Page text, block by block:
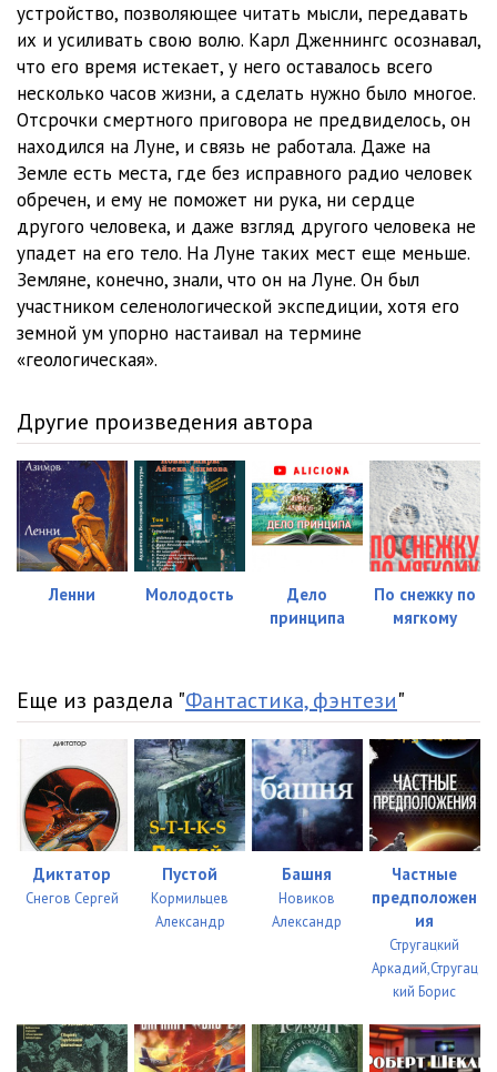
устройство, позволяющее читать мысли, передавать
их и усиливать свою волю. Карл Дженнингс осознавал,
что его время истекает, у него оставалось всего
несколько часов жизни, а сделать нужно было многое.
Отсрочки смертного приговора не предвиделось, он
находился на Луне, и связь не работала. Даже на
Земле есть места, где без исправного радио человек
обречен, и ему не поможет ни рука, ни сердце
другого человека, и даже взгляд другого человека не
упадет на его тело. На Луне таких мест еще меньше.
Земляне, конечно, знали, что он на Луне. Он был
участником селенологической экспедиции, хотя его
земной ум упорно настаивал на термине
«геологическая».
Другие произведения автора
Ленни Молодость
Дело
принципа
По снежку по
мягкому
Еще из раздела "Фантастика, фэнтези"
Диктатор
Снегов Сергей
Пустой
Кормильцев
Александр
Башня
Новиков
Александр
Частные
предположен
ия
Стругацкий
Аркадий,Стругац
кий Борис